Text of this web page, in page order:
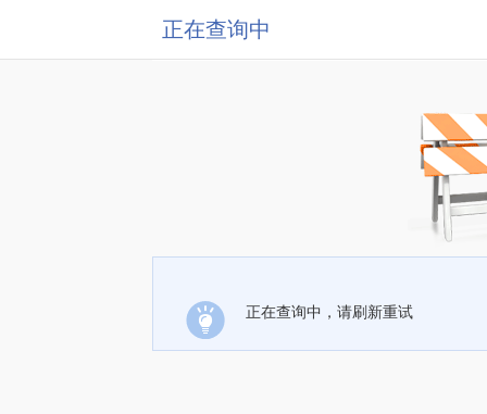
正在查询中
正在查询中，请刷新重试